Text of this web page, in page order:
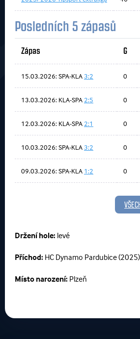
Posledních 5 zápasů
Zápas G
15.03.2026: SPA-KLA3:2 0
13.03.2026: KLA-SPA 2:5 0
12.03.2026: KLA-SPA 2:1 0
10.03.2026: SPA-KLA3:2 0
09.03.2026: SPA-KLA 1:2 0
Držení hole: levé
Příchod: HC Dynamo Pardubice (2025)
Místo narození: Plzeň